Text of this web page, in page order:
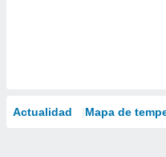
Actualidad Mapa de